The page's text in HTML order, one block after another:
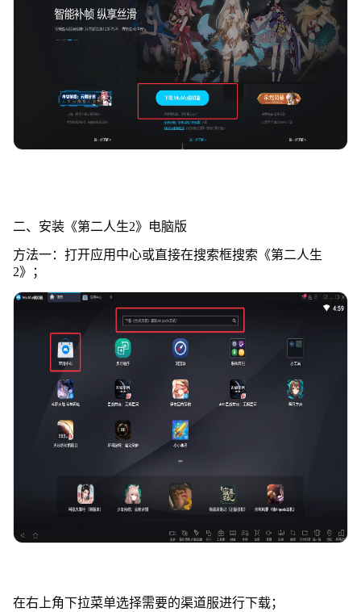
二、安装《第二人生2》电脑版
方法一：打开应用中心或直接在搜索框搜索《第二人生
2》；
在右上角下拉菜单选择需要的渠道服进行下载；